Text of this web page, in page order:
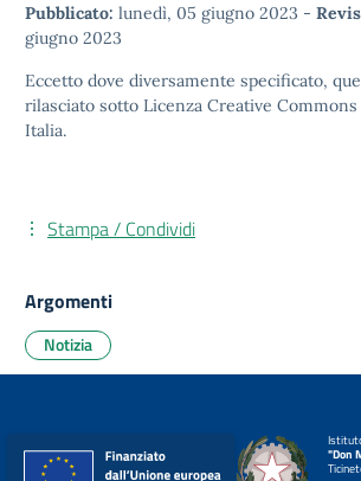
Pubblicato: lunedì, 05 giugno 2023 -
giugno 2023
Eccetto dove diversamente specificato,
rilasciato sotto Licenza Creative
Italia.
Stampa / Condividi
Argomenti
Notizia
"Don